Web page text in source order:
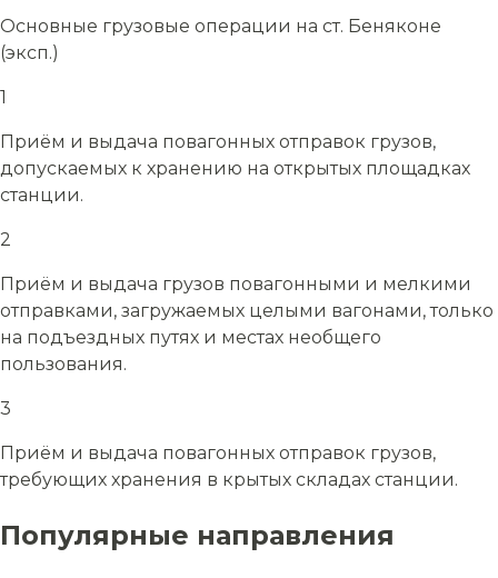
Основные грузовые операции на ст. Беняконе
(эксп.)
1
Приём и выдача повагонных отправок грузов,
допускаемых к хранению на открытых площадках
станции.
2
Приём и выдача грузов повагонными и мелкими
отправками, загружаемых целыми вагонами, только
на подъездных путях и местах необщего
пользования.
3
Приём и выдача повагонных отправок грузов,
требующих хранения в крытых складах станции.
Популярные направления